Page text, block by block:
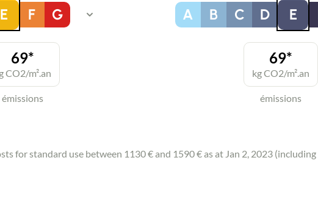
E F G
émissions
69*
CO2/m².an
A B C D E
émissions
69*
kg CO2/m².an
for standard use between 1130 € and 1590 € as at Jan 2, 2023